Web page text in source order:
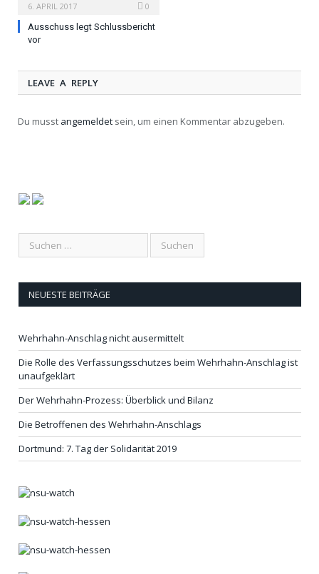
6. APRIL 2017
0
Ausschuss legt Schlussbericht
vor
LEAVE A REPLY
Du musst angemeldet sein, um einen Kommentar abzugeben.
NEUESTE BEITRÄGE
Wehrhahn-Anschlag nicht ausermittelt
Die Rolle des Verfassungsschutzes beim Wehrhahn-Anschlag ist
unaufgeklärt
Der Wehrhahn-Prozess: Überblick und Bilanz
Die Betroffenen des Wehrhahn-Anschlags
Dortmund: 7. Tag der Solidarität 2019